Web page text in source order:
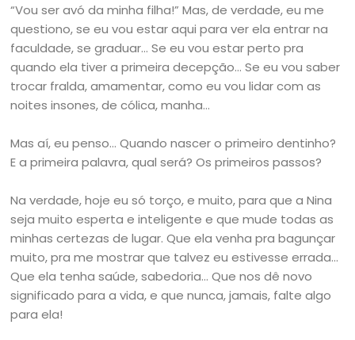
“Vou ser avó da minha filha!” Mas, de verdade, eu me
questiono, se eu vou estar aqui para ver ela entrar na
faculdade, se graduar… Se eu vou estar perto pra
quando ela tiver a primeira decepção… Se eu vou saber
trocar fralda, amamentar, como eu vou lidar com as
noites insones, de cólica, manha…
Mas aí, eu penso… Quando nascer o primeiro dentinho?
E a primeira palavra, qual será? Os primeiros passos?
Na verdade, hoje eu só torço, e muito, para que a Nina
seja muito esperta e inteligente e que mude todas as
minhas certezas de lugar. Que ela venha pra bagunçar
muito, pra me mostrar que talvez eu estivesse errada…
Que ela tenha saúde, sabedoria… Que nos dê novo
significado para a vida, e que nunca, jamais, falte algo
para ela!